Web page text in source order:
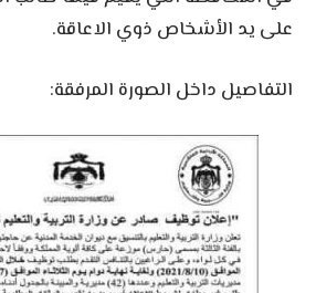
على يد الأشخاص ذوي الاعاقة.
التفاصيل داخل الصورة المرفقة: